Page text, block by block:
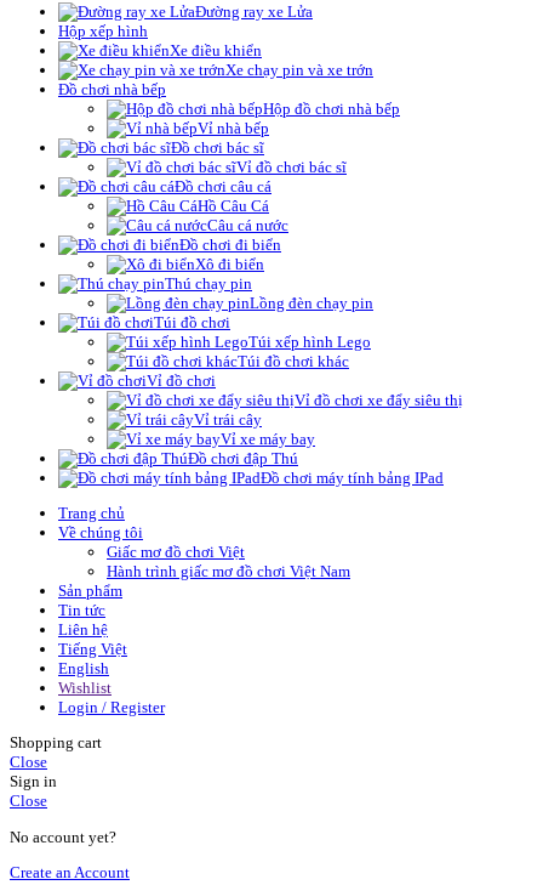
Đường ray xe Lửa
Hộp xếp hình
Xe điều khiển
Xe chạy pin và xe trớn
Đồ chơi nhà bếp
Hộp đồ chơi nhà bếp
Vỉ nhà bếp
Đồ chơi bác sĩ
Vỉ đồ chơi bác sĩ
Đồ chơi câu cá
Hồ Câu Cá
Câu cá nước
Đồ chơi đi biển
Xô đi biển
Thú chạy pin
Lồng đèn chạy pin
Túi đồ chơi
Túi xếp hình Lego
Túi đồ chơi khác
Vỉ đồ chơi
Vỉ đồ chơi xe đẩy siêu thị
Vỉ trái cây
Vỉ xe máy bay
Đồ chơi đập Thú
Đồ chơi máy tính bảng IPad
Trang chủ
Về chúng tôi
Giấc mơ đồ chơi Việt
Hành trình giấc mơ đồ chơi Việt Nam
Sản phẩm
Tin tức
Liên hệ
Tiếng Việt
English
Wishlist
Login / Register
Shopping cart
Close
Sign in
Close
No account yet?
Create an Account